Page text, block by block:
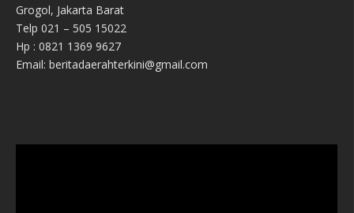
Grogol, Jakarta Barat
Telp 021 – 505 15022
Hp : 0821 1369 9627
Email: beritadaerahterkini@gmail.com